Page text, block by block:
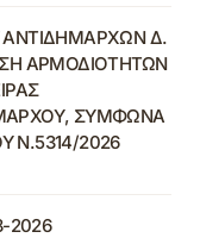
Δ.
ΑΡΜΟΔΙΟΤΗΤΩΝ
ΣΥΜΦΩΝΑ
Ν.5314/2026
2026